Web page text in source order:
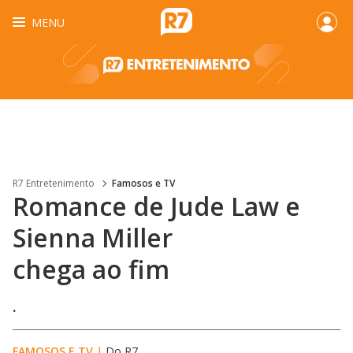
MENU
R7 Entretenimento Famosos e TV
Romance de Jude Law e
Sienna Miller
chega ao fim
.